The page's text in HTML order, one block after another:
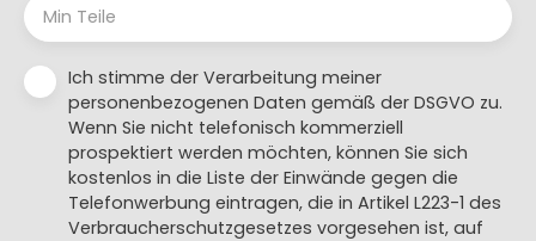
Min Teile
Ich stimme der Verarbeitung meiner
personenbezogenen Daten gemäß der DSGVO zu.
Wenn Sie nicht telefonisch kommerziell
prospektiert werden möchten, können Sie sich
kostenlos in die Liste der Einwände gegen die
Telefonwerbung eintragen, die in Artikel L223-1 des
Verbraucherschutzgesetzes vorgesehen ist, auf